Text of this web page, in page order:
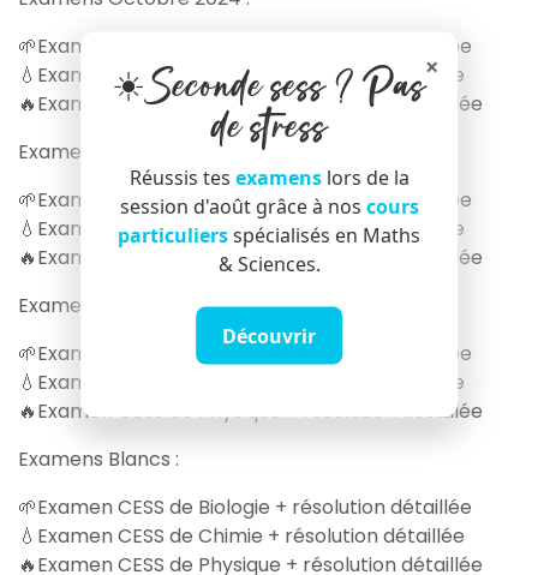
🌱Examen CESS de Biologie + résolution détaillée
💧Examen CESS de Chimie + résolution détaillée
🔥Examen CESS de Physique + résolution détaillée
Examens Février 2024 :
🌱Examen CESS de Biologie + résolution détaillée
💧Examen CESS de Chimie + résolution détaillée
🔥Examen CESS de Physique + résolution détaillée
Examens Mars 2023 :
🌱Examen CESS de Biologie + résolution détaillée
💧Examen CESS de Chimie + résolution détaillée
🔥Examen CESS de Physique + résolution détaillée
Examens Blancs :
🌱Examen CESS de Biologie + résolution détaillée
💧Examen CESS de Chimie + résolution détaillée
🔥Examen CESS de Physique + résolution détaillée
×
☀️Seconde sess ? Pas
de stress
Réussis tes examenslors de la
session d'août grâce à nos cours
particuliersspécialisés en Maths
& Sciences.
Découvrir